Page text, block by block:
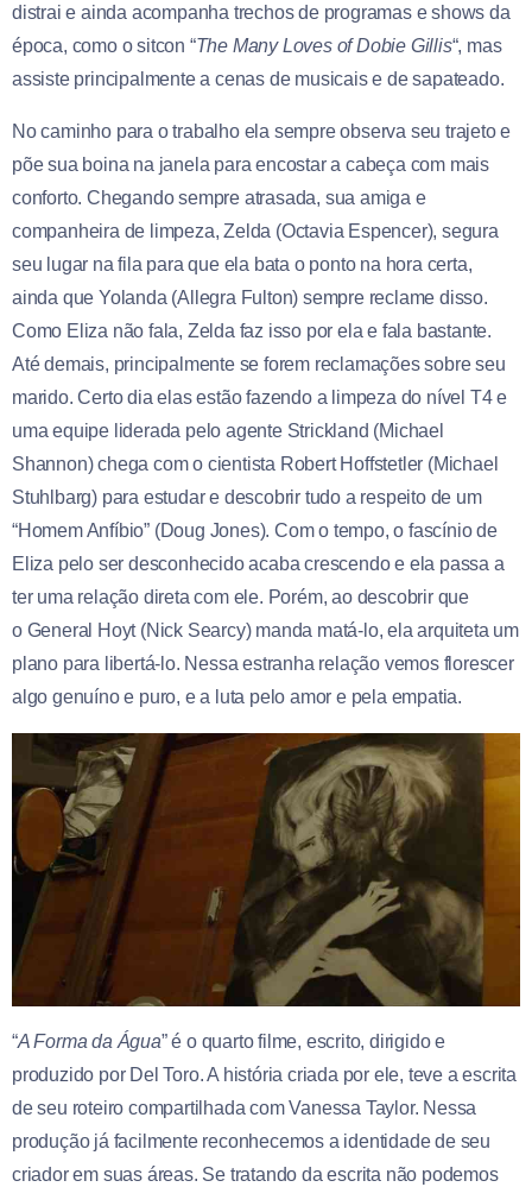
distrai e ainda acompanha trechos de programas e shows da
época, como o sitcon “The Many Loves of Dobie Gillis“, mas
assiste principalmente a cenas de musicais e de sapateado.
No caminho para o trabalho ela sempre observa seu trajeto e
põe sua boina na janela para encostar a cabeça com mais
conforto. Chegando sempre atrasada, sua amiga e
companheira de limpeza, Zelda (Octavia Espencer), segura
seu lugar na fila para que ela bata o ponto na hora certa,
ainda que Yolanda (Allegra Fulton) sempre reclame disso.
Como Eliza não fala, Zelda faz isso por ela e fala bastante.
Até demais, principalmente se forem reclamações sobre seu
marido. Certo dia elas estão fazendo a limpeza do nível T4 e
uma equipe liderada pelo agente Strickland (Michael
Shannon) chega com o cientista Robert Hoffstetler (Michael
Stuhlbarg) para estudar e descobrir tudo a respeito de um
“Homem Anfíbio” (Doug Jones). Com o tempo, o fascínio de
Eliza pelo ser desconhecido acaba crescendo e ela passa a
ter uma relação direta com ele. Porém, ao descobrir que
o General Hoyt (Nick Searcy) manda matá-lo, ela arquiteta um
plano para libertá-lo. Nessa estranha relação vemos florescer
algo genuíno e puro, e a luta pelo amor e pela empatia.
“A Forma da Água” é o quarto filme, escrito, dirigido e
produzido por Del Toro. A história criada por ele, teve a escrita
de seu roteiro compartilhada com Vanessa Taylor. Nessa
produção já facilmente reconhecemos a identidade de seu
criador em suas áreas. Se tratando da escrita não podemos